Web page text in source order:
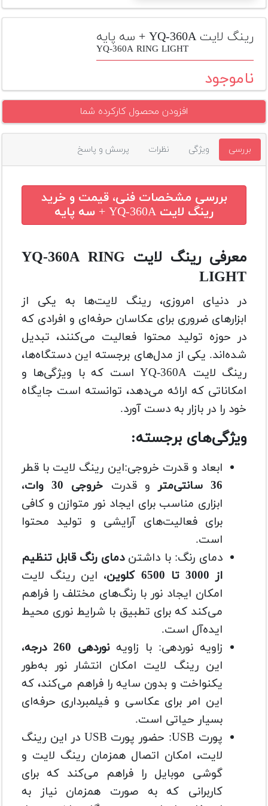
تجهیزات
مکث
پلاس
افزودن
محصول
دست
لیست
قیمت
دوربین
بله
رینگ لایت YQ-360A + سه پایه
YQ-360A RING LIGHT
ناموجود
افزودن محصول کارکرده شما
بررسی ویژگی نظرات پرسش و پاسخ
بررسی مشخصات فنی، قیمت و خرید
رینگ لایت YQ-360A + سه پایه
معرفی رینگ لایت YQ-360A RING
LIGHT
در دنیای امروزی، رینگ لایت‌ها به یکی از
ابزارهای ضروری برای عکاسان حرفه‌ای و افرادی که
در حوزه تولید محتوا فعالیت می‌کنند، تبدیل
شده‌اند. یکی از مدل‌های برجسته این دستگاه‌ها،
رینگ لایت YQ-360A است که با ویژگی‌ها و
امکاناتی که ارائه می‌دهد، توانسته است جایگاه
خود را در بازار به دست آورد.
ویژگی‌های برجسته:
ابعاد و قدرت خروجی:این رینگ لایت با قطر
36 سانتی‌متر
و قدرت خروجی 30 وات
،
ابزاری مناسب برای ایجاد نور متوازن و کافی
برای فعالیت‌های آرایشی و تولید محتوا
است.
دمای رنگ: با داشتندمای رنگ قابل تنظیم
از 3000 تا 6500 کلوین
، این رینگ لایت
امکان ایجاد نور با رنگ‌های مختلف را فراهم
می‌کند که برای تطبیق با شرایط نوری محیط
ایده‌آل است.
زاویه نوردهی: با زاویهنوردهی 260 درجه
،
این رینگ لایت امکان انتشار نور به‌طور
یکنواخت و بدون سایه را فراهم می‌کند، که
این امر برای عکاسی و فیلمبرداری حرفه‌ای
بسیار حیاتی است.
پورت USB: حضور پورت USB در این رینگ
لایت، امکان اتصال همزمان رینگ لایت و
گوشی موبایل را فراهم می‌کند که برای
کاربرانی که به صورت همزمان نیاز به